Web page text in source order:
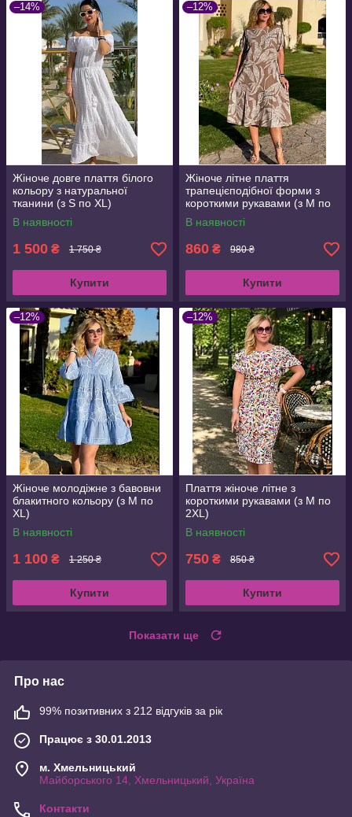
–14%
Жіноче довге плаття білого
кольору з натуральної
тканини (з S по XL)
В наявності
1 500 ₴ 1 750 ₴
Купити
–12%
Жіноче літне плаття
трапецієподібної форми з
короткими рукавами (з M по
3XL)
В наявності
860 ₴ 980 ₴
Купити
–12%
Жіноче молодіжне з бавовни
блакитного кольору (з M по
XL)
В наявності
1 100 ₴ 1 250 ₴
Купити
–12%
Плаття жіноче літне з
короткими рукавами (з M по
2XL)
В наявності
750 ₴ 850 ₴
Купити
Показати ще
Про нас
99% позитивних з 212 відгуків за рік
Працює з 30.01.2013
м. Хмельницький
Майборського 14, Хмельницький, Україна
Контакти